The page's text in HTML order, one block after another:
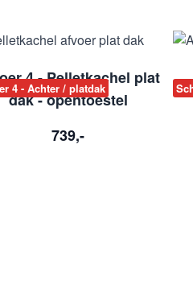
4 - Achter / platdak
4 - Pelletkachel plat
dak - opentoestel
739,-